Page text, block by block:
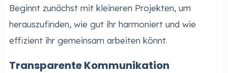
Beginnt zunächst mit kleineren Projekten, um
herauszufinden, wie gut ihr harmoniert und wie
effizient ihr gemeinsam arbeiten könnt.
Transparente Kommunikation